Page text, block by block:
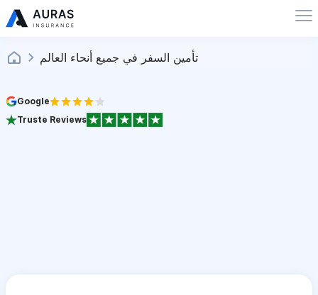
تأمين السفر في جميع أنحاء العالم
Google
Truste Reviews